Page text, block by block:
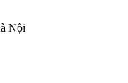
Nội